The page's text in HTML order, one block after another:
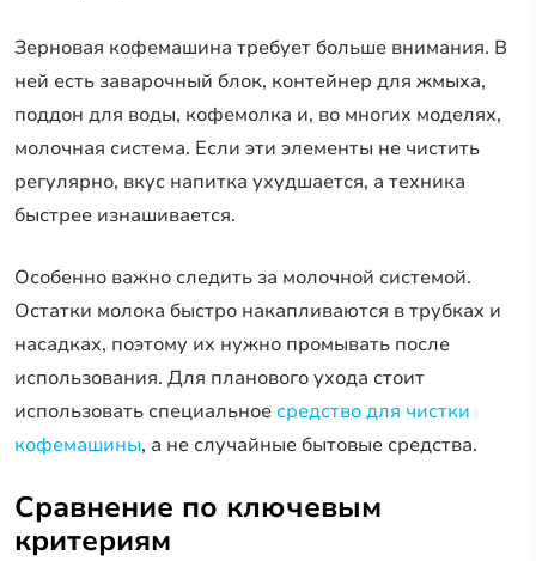
Зерновая кофемашина требует больше внимания. В
ней есть заварочный блок, контейнер для жмыха,
поддон для воды, кофемолка и, во многих моделях,
молочная система. Если эти элементы не чистить
регулярно, вкус напитка ухудшается, а техника
быстрее изнашивается.
Особенно важно следить за молочной системой.
Остатки молока быстро накапливаются в трубках и
насадках, поэтому их нужно промывать после
использования. Для планового ухода стоит
использовать специальное средство для чистки
кофемашины, а не случайные бытовые средства.
Сравнение по ключевым
критериям